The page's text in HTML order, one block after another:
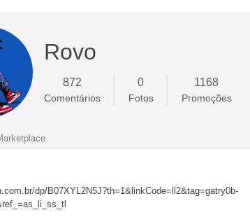
Rovo
872
Comentários
0
Fotos
1168
Promoções
dp/B07XYL2N5J?th=1&linkCode=ll2&tag=gatry0b-